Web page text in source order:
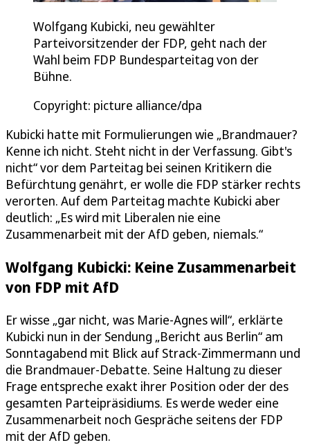
Wolfgang Kubicki, neu gewählter
Parteivorsitzender der FDP, geht nach der
Wahl beim FDP Bundesparteitag von der
Bühne.
Copyright: picture alliance/dpa
Kubicki hatte mit Formulierungen wie „Brandmauer?
Kenne ich nicht. Steht nicht in der Verfassung. Gibt's
nicht“ vor dem Parteitag bei seinen Kritikern die
Befürchtung genährt, er wolle die FDP stärker rechts
verorten. Auf dem Parteitag machte Kubicki aber
deutlich: „Es wird mit Liberalen nie eine
Zusammenarbeit mit der AfD geben, niemals.“
Wolfgang Kubicki: Keine Zusammenarbeit
von FDP mit AfD
Er wisse „gar nicht, was Marie-Agnes will“, erklärte
Kubicki nun in der Sendung „Bericht aus Berlin“ am
Sonntagabend mit Blick auf Strack-Zimmermann und
die Brandmauer-Debatte. Seine Haltung zu dieser
Frage entspreche exakt ihrer Position oder der des
gesamten Parteipräsidiums. Es werde weder eine
Zusammenarbeit noch Gespräche seitens der FDP
mit der AfD geben.